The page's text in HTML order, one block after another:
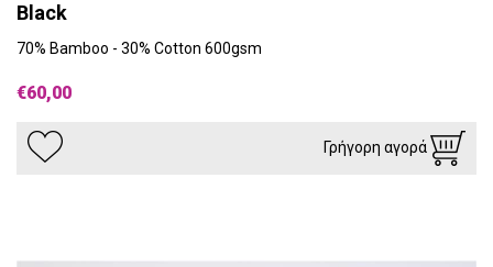
Black
70% Bamboo - 30% Cotton 600gsm
€60,00
Γρήγορη αγορά